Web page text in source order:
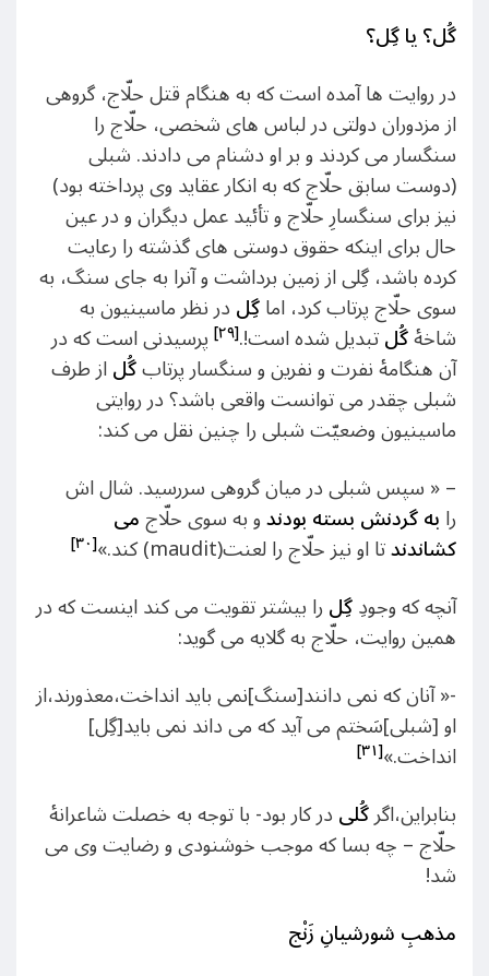
گُل؟ یا گِل؟
در روايت ها آمده است که به هنگام قتل حلّاج، گروهى
از مزدوران دولتى در لباس هاى شخصى، حلّاج را
سنگسار می كردند و بر او دشنام می دادند. شبلى
(دوست سابق حلّاج كه به انكار عقايد وی پرداخته بود)
نيز براى سنگسارِ حلّاج و تأئيد عمل ديگران و در عين
حال براى اينكه حقوق دوستى های گذشته را رعايت
كرده باشد، گِلى از زمين برداشت و آنرا به جاى سنگ، به
سوى حلّاج پرتاب كرد، اماگِلدر نظر ماسينيون به
شاخۀگُلتبديل شده است!.[۲۹] پرسیدنی است که در
آن هنگامۀ نفرت و نفرین و سنگسار پرتابگُلاز طرف
شبلی چقدر می توانست واقعی باشد؟ در روایتی
ماسینیون وضعیّت شبلی را چنین نقل می کند:
– « سپس شبلی در میان گروهی سررسید. شال اش
رابه گردنش بسته بودندو به سوی حلّاجمی
کشاندندتا او نیز حلّاج را لعنت(maudit) کند.» [۳۰]
آنچه که وجودِگِلرا بیشتر تقویت می کند اینست که در
همین روایت، حلّاج به گلایه می گوید:
-« آنان که نمی دانند[سنگ]نمی باید انداخت،معذورند،از
او [شبلی]سَختم می آید که می داند نمی باید[گِل]
انداخت.»[۳۱]
بنابراین،اگرگُلیدر کار بود- با توجه به خصلت شاعرانۀ
حلّاج – چه بسا که موجب خوشنودی و رضایت وی می
شد!
مذهبِ شورشیانِزَنْج